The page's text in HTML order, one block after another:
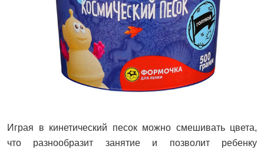
Играя в кинетический песок можно смешивать цвета,
что разнообразит занятие и позволит ребенку